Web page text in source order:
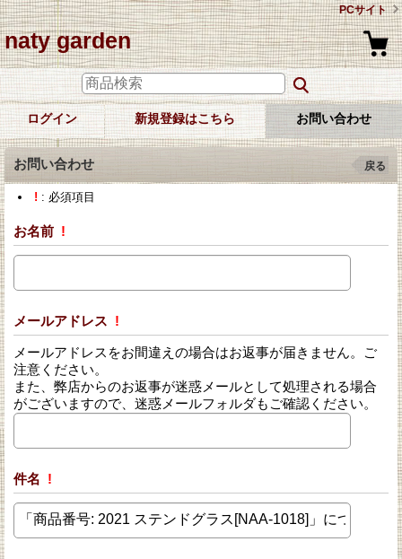
PCサイト
naty garden
ログイン 新規登録はこちら お問い合わせ
お問い合わせ 戻る
! : 必須項目
お名前 !
メールアドレス !
メールアドレスをお間違えの場合はお返事が届きません。ご
注意ください。
また、弊店からのお返事が迷惑メールとして処理される場合
がございますので、迷惑メールフォルダもご確認ください。
件名 !